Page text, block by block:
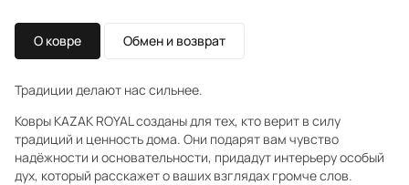
О ковре Обмен и возврат
Традиции делают нас сильнее.
Ковры KAZAK ROYAL созданы для тех, кто верит в силу
традиций и ценность дома. Они подарят вам чувство
надёжности и основательности, придадут интерьеру особый
дух, который расскажет о ваших взглядах громче слов.